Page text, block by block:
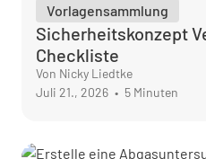
Vorlagensammlung
Sicherheitskonzept
Checkliste
Von Nicky Liedtke
Juli 21., 2026 • 5 Minuten